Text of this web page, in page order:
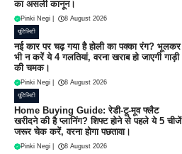
का असली कानून।
Pinki Negi 8 August 2026
यूटिलिटी
नई कार पर चढ़ गया है होली का पक्का रंग? भूलकर
भी न करें ये 4 गलतियां, वरना खराब हो जाएगी गाड़ी
की चमक।
Pinki Negi 8 August 2026
यूटिलिटी
Home Buying Guide: रेडी-टू-मूव फ्लैट
खरीदने की है प्लानिंग? शिफ्ट होने से पहले ये 5 चीजें
जरूर चेक करें, वरना होगा पछतावा।
Pinki Negi 8 August 2026